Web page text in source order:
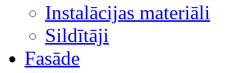
Instalācijas materiāli
Sildītāji
Fasāde